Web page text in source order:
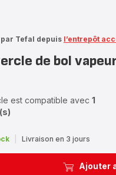
Tefal depuis l’entrepôt
de bol
est compatible avec 1
Livraison en 3 jours
Ajouter